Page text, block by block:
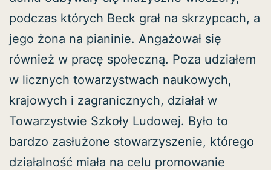
podczas których Beck grał na skrzypcach, a
jego żona na pianinie. Angażował się
również w pracę społeczną. Poza udziałem
w licznych towarzystwach naukowych,
krajowych i zagranicznych, działał w
Towarzystwie Szkoły Ludowej. Było to
bardzo zasłużone stowarzyszenie, którego
działalność miała na celu promowanie